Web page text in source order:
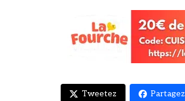
Tweetez Partagez